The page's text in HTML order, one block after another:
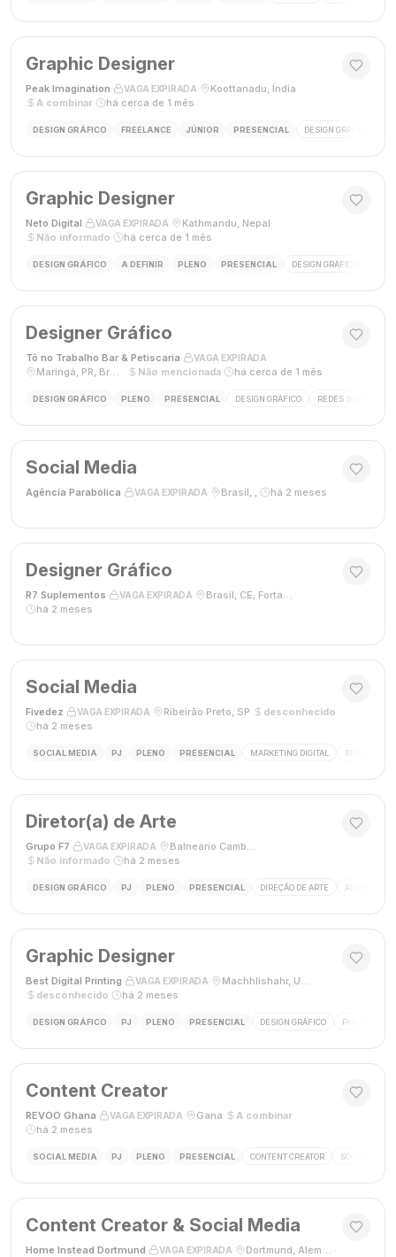
Graphic Designer
Peak Imagination VAGA EXPIRADA Koottanadu, Índia
A combinar
há cerca de 1 mês
DESIGN GRÁFICO FREELANCE JÚNIOR PRESENCIAL DESIGN GRÁFICO
Graphic Designer
Neto Digital VAGA EXPIRADA Kathmandu, Nepal
Não informado
há cerca de 1 mês
DESIGN GRÁFICO A DEFINIR PLENO PRESENCIAL DESIGN GRÁFICO
Designer Gráfico
Tô no Trabalho Bar & Petiscaria VAGA EXPIRADA
Maringá, PR, Brasil
Não mencionada há cerca de 1 mês
DESIGN GRÁFICO PLENO PRESENCIAL DESIGN GRÁFICO REDES SOCIAIS
Social Media
Agência Parabólica VAGA EXPIRADA Brasil, , há 2 meses
Designer Gráfico
R7 Suplementos VAGA EXPIRADA Brasil, CE, Fortaleza
há 2 meses
Social Media
Fivedez VAGA EXPIRADA Ribeirão Preto, SP desconhecido
há 2 meses
SOCIAL MEDIA PJ PLENO PRESENCIAL MARKETING DIGITAL REDES
Diretor(a) de Arte
Grupo F7 VAGA EXPIRADA Balneário Camboriú, SC, Brasil
Não informado
há 2 meses
DESIGN GRÁFICO PJ PLENO PRESENCIAL DIREÇÃO DE ARTE ADOBE
Graphic Designer
Best Digital Printing VAGA EXPIRADA Machhlishahr, Uttar Pradesh, Índia
desconhecido
há 2 meses
DESIGN GRÁFICO PJ PLENO PRESENCIAL DESIGN GRÁFICO PHOTOSHOP
Content Creator
REVOO Ghana VAGA EXPIRADA Gana A combinar·
há 2 meses
SOCIAL MEDIA PJ PLENO PRESENCIAL CONTENT CREATOR SOCIAL MEDIA
Content Creator & Social Media
Home Instead Dortmund VAGA EXPIRADA Dortmund, Alemanha